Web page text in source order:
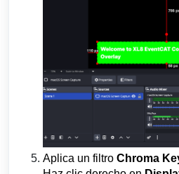
Aplica un filtro Chroma